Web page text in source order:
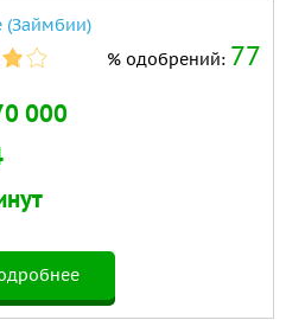
(Займбии)
% одобрений: 77
000